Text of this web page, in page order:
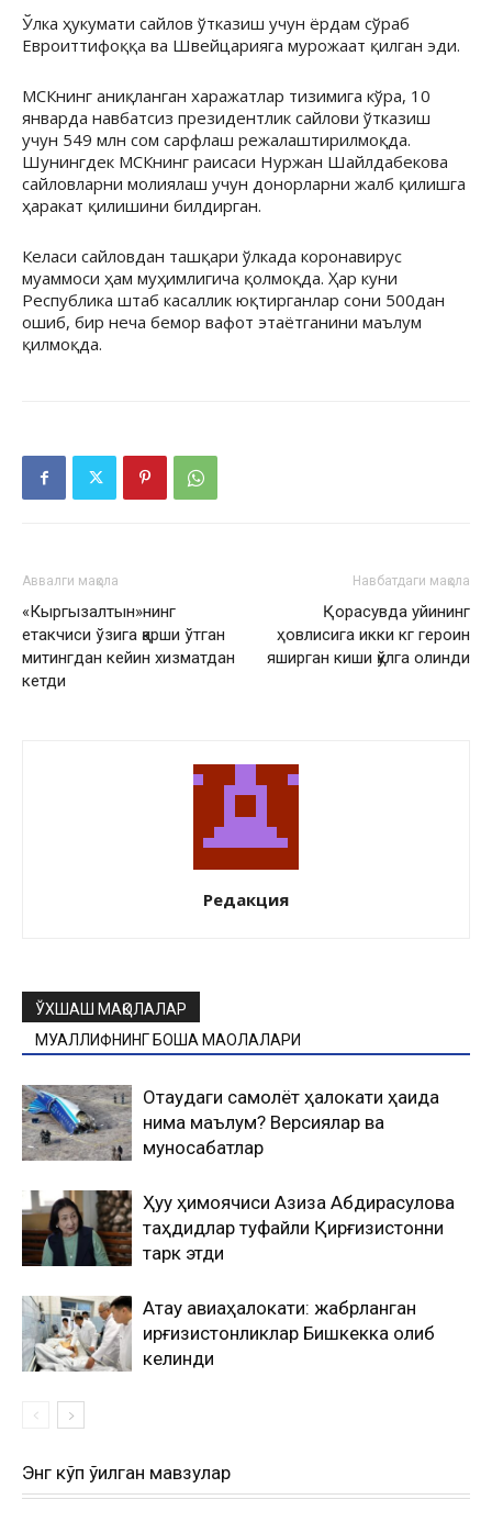
Ўлка ҳукумати сайлов ўтказиш учун ёрдам сўраб
Евроиттифоққа ва Швейцарияга мурожаат қилган эди.
МСКнинг аниқланган харажатлар тизимига кўра, 10
январда навбатсиз президентлик сайлови ўтказиш
учун 549 млн сом сарфлаш режалаштирилмоқда.
Шунингдек МСКнинг раисаси Нуржан Шайлдабекова
сайловларни молиялаш учун донорларни жалб қилишга
ҳаракат қилишини билдирган.
Келаси сайловдан ташқари ўлкада коронавирус
муаммоси ҳам муҳимлигича қолмоқда. Ҳар куни
Республика штаб касаллик юқтирганлар сони 500дан
ошиб, бир неча бемор вафот этаётганини маълум
қилмоқда.
Аввалги мақола
«Кыргызалтын»нинг
етакчиси ўзига қарши ўтган
митингдан кейин хизматдан
кетди
Навбатдаги мақола
Қорасувда уйининг
ҳовлисига икки кг героин
яширган киши қўлга олинди
Редакция
ЎХШАШ МАҚОЛАЛАР
МУАЛЛИФНИНГ БОШҚА МАҚОЛАЛАРИ
Оқтаудаги самолёт ҳалокати ҳақида
нима маълум? Версиялар ва
муносабатлар
Ҳуқуқ ҳимоячиси Азиза Абдирасулова
таҳдидлар туфайли Қирғизистонни
тарк этди
Ақтау авиаҳалокати: жабрланган
қирғизистонликлар Бишкекка олиб
келинди
Энг кўп ўқилган мавзулар